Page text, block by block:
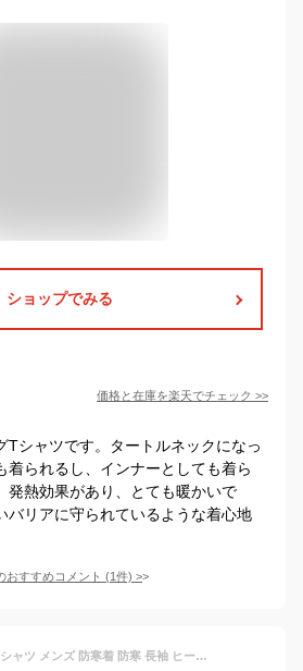
ショップでみる
価格と在庫を楽天でチェック >>
Tシャツです。タートルネックになっ
着られるし、インナーとしても着ら
発熱効果があり、とても暖かいで
バリアに守られているような着心地
おすすめコメント (1件) >
インナー インナーシャツ メンズ 防寒着 防寒 長袖 ヒートテック 起毛 あったか ヒートインナー あったかインナー ロングT Tシャツ カットソー クルーネック タートルネック 保温 極暖 発熱 インナー 丸首